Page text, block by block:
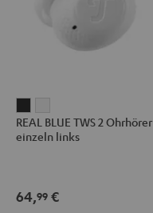
BLUE
TWS
einzeln
BLUE
TWS
einzeln
REAL BLUE TWS 2 Ohrhörer
einzeln links
64,99 €